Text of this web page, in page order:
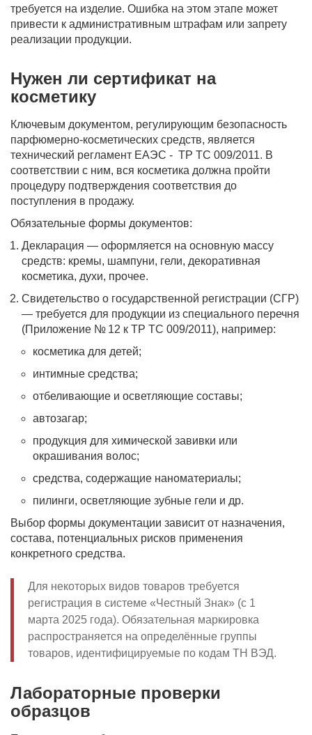
требуется на изделие. Ошибка на этом этапе может
привести к административным штрафам или запрету
реализации продукции.
Нужен ли сертификат на
косметику
Ключевым документом, регулирующим безопасность
парфюмерно-косметических средств, является
технический регламент ЕАЭС - ТР ТС 009/2011. В
соответствии с ним, вся косметика должна пройти
процедуру подтверждения соответствия до
поступления в продажу.
Обязательные формы документов:
Декларация — оформляется на основную массу
средств: кремы, шампуни, гели, декоративная
косметика, духи, прочее.
Свидетельство о государственной регистрации (СГР)
— требуется для продукции из специального перечня
(Приложение № 12 к ТР ТС 009/2011), например:
косметика для детей;
интимные средства;
отбеливающие и осветляющие составы;
автозагар;
продукция для химической завивки или
окрашивания волос;
средства, содержащие наноматериалы;
пилинги, осветляющие зубные гели и др.
Выбор формы документации зависит от назначения,
состава, потенциальных рисков применения
конкретного средства.
Для некоторых видов товаров требуется
регистрация в системе «Честный Знак» (с 1
марта 2025 года). Обязательная маркировка
распространяется на определённые группы
товаров, идентифицируемые по кодам ТН ВЭД.
Лабораторные проверки
образцов